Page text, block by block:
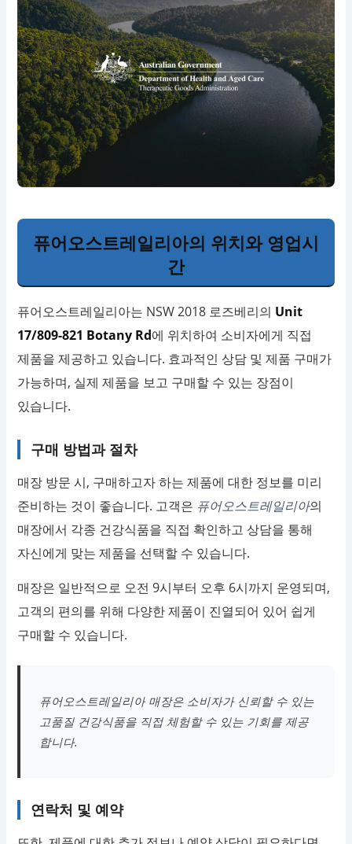
퓨어오스트레일리아의 위치와 영업시
간
퓨어오스트레일리아는 NSW 2018 로즈베리의 Unit
17/809-821 Botany Rd에 위치하여 소비자에게 직접
제품을 제공하고 있습니다. 효과적인 상담 및 제품 구매가
가능하며, 실제 제품을 보고 구매할 수 있는 장점이
있습니다.
구매 방법과 절차
매장 방문 시, 구매하고자 하는 제품에 대한 정보를 미리
준비하는 것이 좋습니다. 고객은 퓨어오스트레일리아의
매장에서 각종 건강식품을 직접 확인하고 상담을 통해
자신에게 맞는 제품을 선택할 수 있습니다.
매장은 일반적으로 오전 9시부터 오후 6시까지 운영되며,
고객의 편의를 위해 다양한 제품이 진열되어 있어 쉽게
구매할 수 있습니다.
퓨어오스트레일리아 매장은 소비자가 신뢰할 수 있는
고품질 건강식품을 직접 체험할 수 있는 기회를 제공
합니다.
연락처 및 예약